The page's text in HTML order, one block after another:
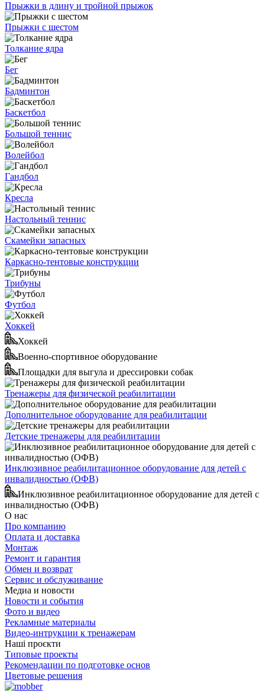
Прыжки в длину и тройной прыжок
Прыжки с шестом
Толкание ядра
Бег
Бадминтон
Баскетбол
Большой теннис
Волейбол
Гандбол
Кресла
Настольный теннис
Скамейки запасных
Каркасно-тентовые конструкции
Трибуны
Футбол
Хоккей
Хоккей
Военно-спортивное оборудование
Площадки для выгула и дрессировки собак
Тренажеры для физической реабилитации
Дополнительное оборудование для реабилитации
Детские тренажеры для реабилитации
Инклюзивное реабилитационное оборудование для детей с
инвалидностью (ОФВ)
Инклюзивное реабилитационное оборудование для детей с
инвалидностью (ОФВ)
О нас
Про компанию
Оплата и доставка
Монтаж
Ремонт и гарантия
Обмен и возврат
Сервис и обслуживание
Медиа и новости
Новости и события
Фото и видео
Рекламные материалы
Видео-интрукции к тренажерам
Наші проєкти
Типовые проекты
Рекомендации по подготовке основ
Цветовые решения